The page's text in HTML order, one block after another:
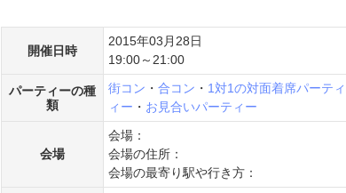
開催日時
2015年03月28日
19:00～21:00
パーティーの種
類
街コン ・ 合コン ・ 1対1の対面着席パーテ
ィー ・ お見合いパーティー
会場
会場：
会場の住所：
会場の最寄り駅や行き方：